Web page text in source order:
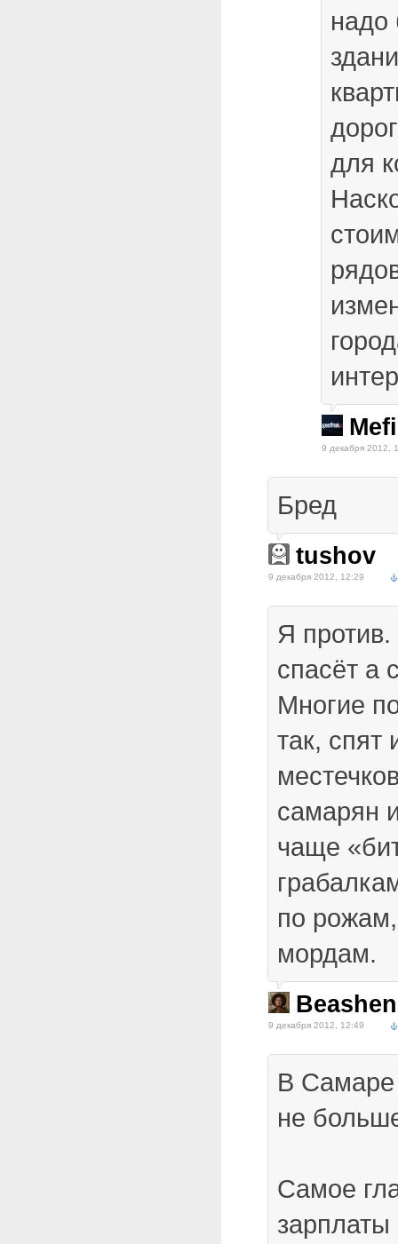
надо
для
9 декабря 2012,
Бред
tushov
9 декабря 2012, 12:29
Я против.
спасёт а
Многие
так, спят
самарян
чаще
по
мордам.
Beashen
9 декабря 2012, 12:49
В Самаре
не
Самое